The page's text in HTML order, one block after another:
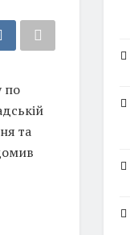
по
та